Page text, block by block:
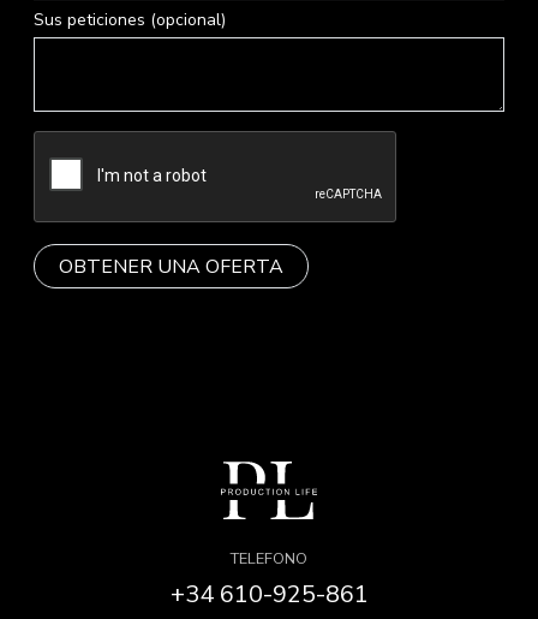
Sus peticiones (opcional)
TELEFONO
+34 610-925-861